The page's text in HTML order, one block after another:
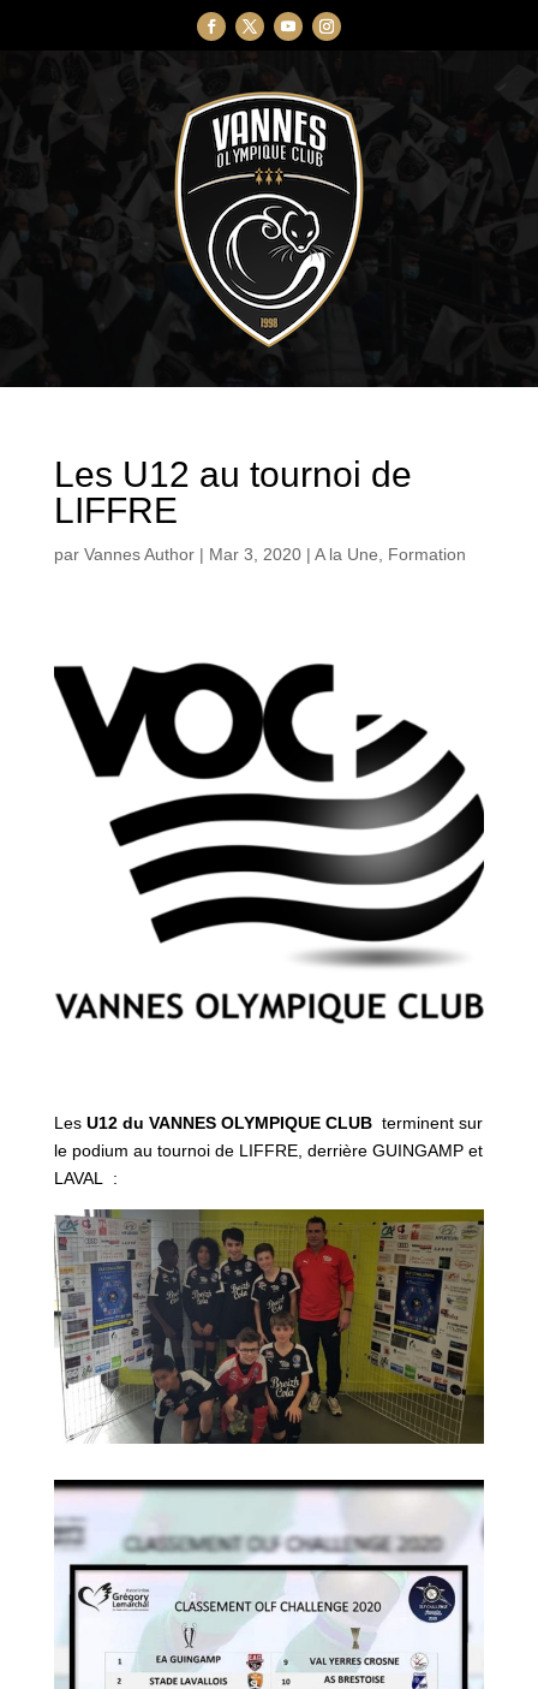
Les U12 au tournoi de
LIFFRE
par Vannes Author| Mar 3, 2020| A la Une, Formation
Les U12 du VANNES OLYMPIQUE CLUBterminent sur
le podium au tournoi de LIFFRE, derrière GUINGAMP et
LAVAL :